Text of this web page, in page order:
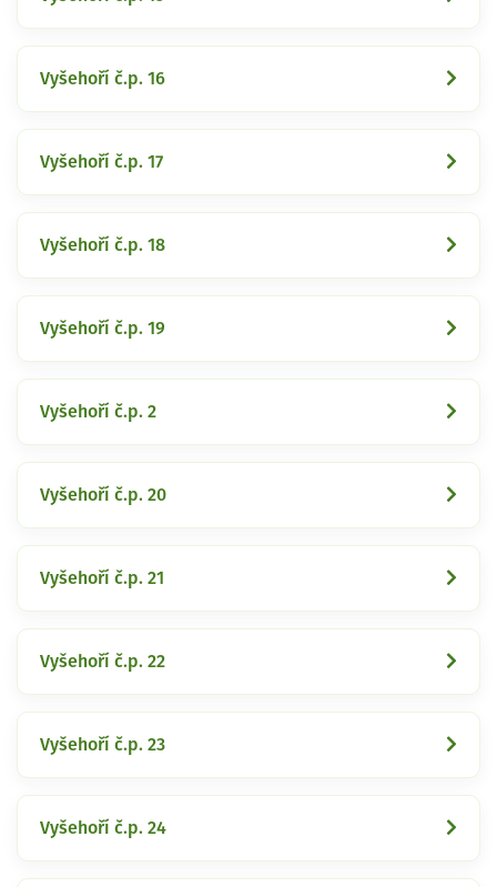
Vyšehoří č.p. 16
Vyšehoří č.p. 17
Vyšehoří č.p. 18
Vyšehoří č.p. 19
Vyšehoří č.p. 2
Vyšehoří č.p. 20
Vyšehoří č.p. 21
Vyšehoří č.p. 22
Vyšehoří č.p. 23
Vyšehoří č.p. 24